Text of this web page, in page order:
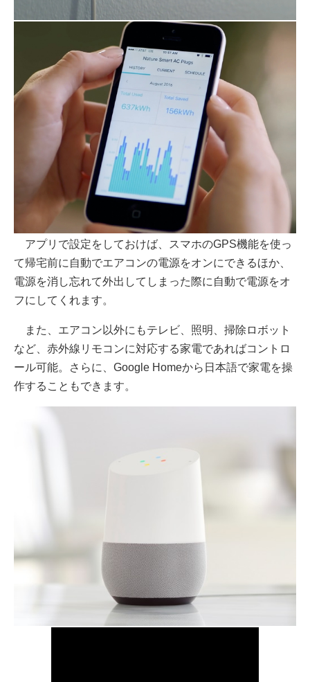
アプリで設定をしておけば、スマホのGPS機能を使っ
て帰宅前に自動でエアコンの電源をオンにできるほか、
電源を消し忘れて外出してしまった際に自動で電源をオ
フにしてくれます。
また、エアコン以外にもテレビ、照明、掃除ロボット
など、赤外線リモコンに対応する家電であればコントロ
ール可能。さらに、Google Homeから日本語で家電を操
作することもできます。